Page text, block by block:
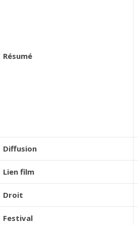
Résumé
Diffusion
Lien film
Droit
Festival